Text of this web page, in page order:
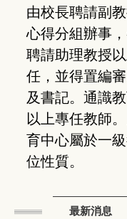
由校長聘請副
心得分組辦事
聘請助理教授
任，並得置編
及書記。通識
以上專任教師
育中心屬於一
位性質。
最新消息